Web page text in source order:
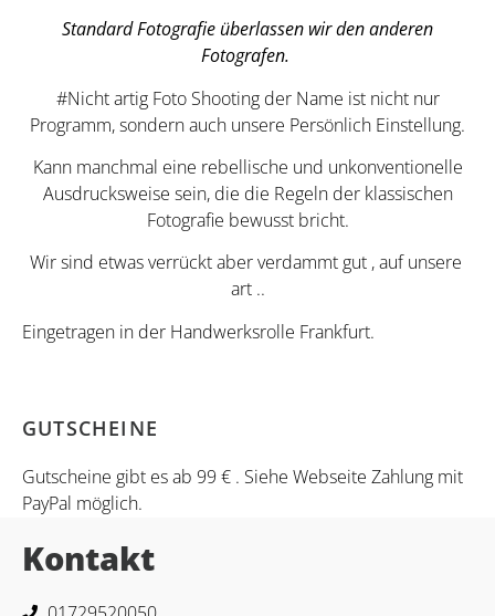
Standard Fotografie überlassen wir den anderen
Fotografen.
#Nicht artig Foto Shooting der Name ist nicht nur
Programm, sondern auch unsere Persönlich Einstellung.
Kann manchmal eine rebellische und unkonventionelle
Ausdrucksweise sein, die die Regeln der klassischen
Fotografie bewusst bricht.
Wir sind etwas verrückt aber verdammt gut , auf unsere
art ..
Eingetragen in der Handwerksrolle Frankfurt.
GUTSCHEINE
Gutscheine gibt es ab 99 € . Siehe Webseite Zahlung mit
PayPal möglich.
Kontakt